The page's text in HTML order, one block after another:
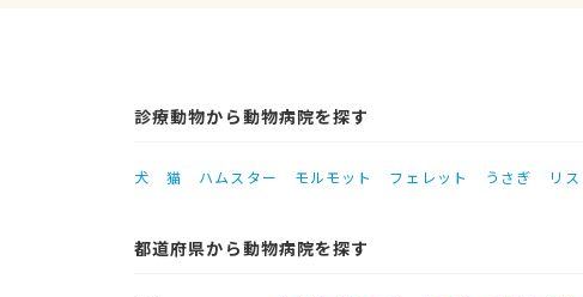
診療動物から動物病院を探す
犬 猫 ハムスター モルモット フェレット うさぎ リス
都道府県から動物病院を探す